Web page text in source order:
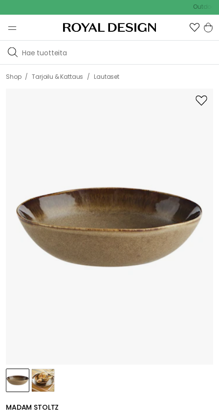
Outdoor
Shop / Tarjoilu & Kattaus / Lautaset
MADAM STOLTZ